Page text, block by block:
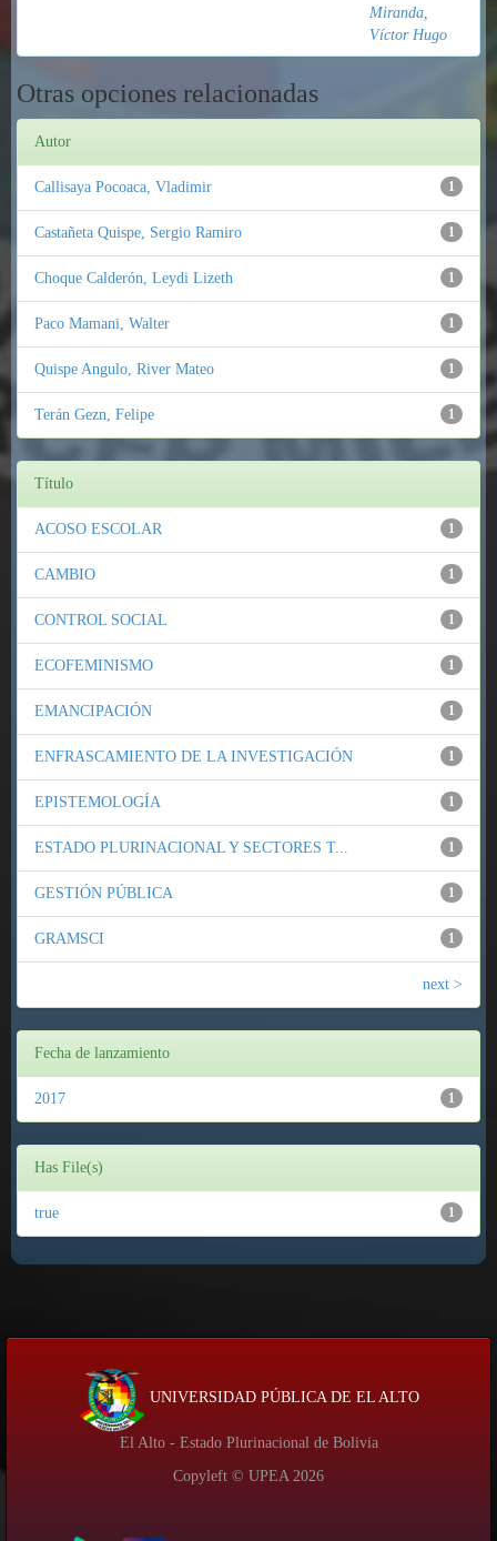
Miranda,
Víctor Hugo
Otras opciones relacionadas
Autor
1
Callisaya Pocoaca, Vladimir
1
Castañeta Quispe, Sergio Ramiro
1
Choque Calderón, Leydi Lizeth
1
Paco Mamani, Walter
1
Quispe Angulo, River Mateo
1
Terán Gezn, Felipe
Título
1
ACOSO ESCOLAR
1
CAMBIO
1
CONTROL SOCIAL
1
ECOFEMINISMO
1
EMANCIPACIÓN
1
ENFRASCAMIENTO DE LA INVESTIGACIÓN
1
EPISTEMOLOGÍA
1
ESTADO PLURINACIONAL Y SECTORES T...
1
GESTIÓN PÚBLICA
1
GRAMSCI
next >
Fecha de lanzamiento
1
2017
Has File(s)
1
true
UNIVERSIDAD PÚBLICA DE EL ALTO
El Alto - Estado Plurinacional de Bolivia
Copyleft © UPEA 2026